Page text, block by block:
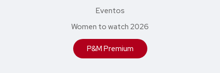
Eventos
Women to watch 2026
P&M Premium